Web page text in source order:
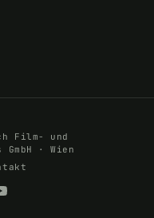
Film- und
· Wien